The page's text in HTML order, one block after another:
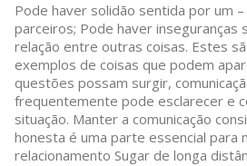
Pode haver solidão sentida por um
parceiros; Pode haver inseguranças
relação entre outras coisas. Estes
exemplos de coisas que podem
questões possam surgir,
frequentemente pode esclarecer e
situação. Manter a comunicação
honesta é uma parte essencial para
relacionamento Sugar de longa